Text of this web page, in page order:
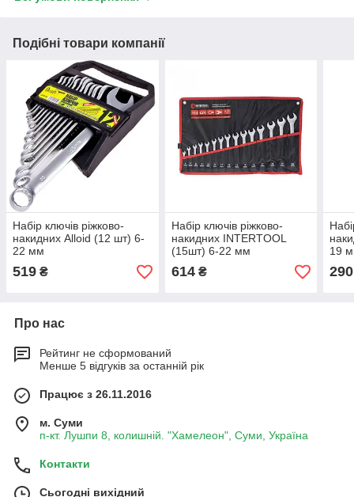
Подібні товари компанії
Набір ключів ріжково-
накидних Alloid (12 шт) 6-
22 мм
519 ₴
Набір ключів ріжково-
накидних INTERTOOL
(15шт) 6-22 мм
614₴
19
290
Про нас
Рейтинг не сформований
Менше 5 відгуків за останній рік
Працює з 26.11.2016
м. Суми
п-кт. Лушпи 8, колишній. "Хамелеон", Суми, Україна
Контакти
Сьогодні вихідний